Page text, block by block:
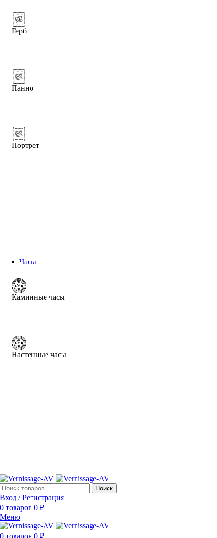
Герб
Панно
Портрет
Часы
Каминные часы
Настенные часы
Поиск
Вход / Регистрация
0 товаров 0 ₽
Меню
0 товаров 0 ₽